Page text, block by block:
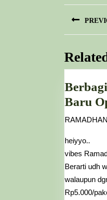
Post
Baru
heiyyo..
vibes
Berarti udh
walaupun
Rp5.000/